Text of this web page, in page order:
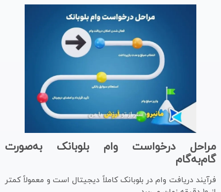
مراحل درخواست وام بلوبانک به‌صورت
گام‌به‌گام
فرآیند دریافت وام در بلوبانک کاملاً دیجیتال است و معمولاً کمتر